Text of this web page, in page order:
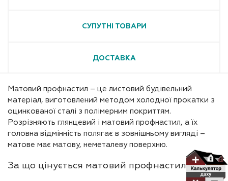
СУПУТНІ ТОВАРИ
ДОСТАВКА
Матовий профнастил – це листовий будівельний
матеріал, виготовлений методом холодної прокатки з
оцинкованої сталі з полімерним покриттям.
Розрізняють глянцевий і матовий профнастил, а їх
головна відмінність полягає в зовнішньому вигляді –
матове має матову, неметалеву поверхню.
За що цінується матовий профнастил?